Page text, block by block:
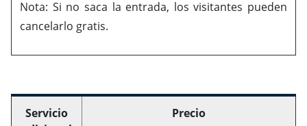
Nota: Si no saca la entrada, los visitantes pueden
cancelarlo gratis.
Servicio
Precio